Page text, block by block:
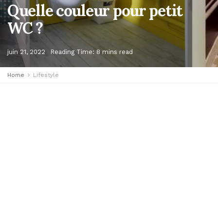
Quelle couleur pour petit
WC ?
juin 21, 2022 Reading Time: 8 mins read
Home Lifestyle